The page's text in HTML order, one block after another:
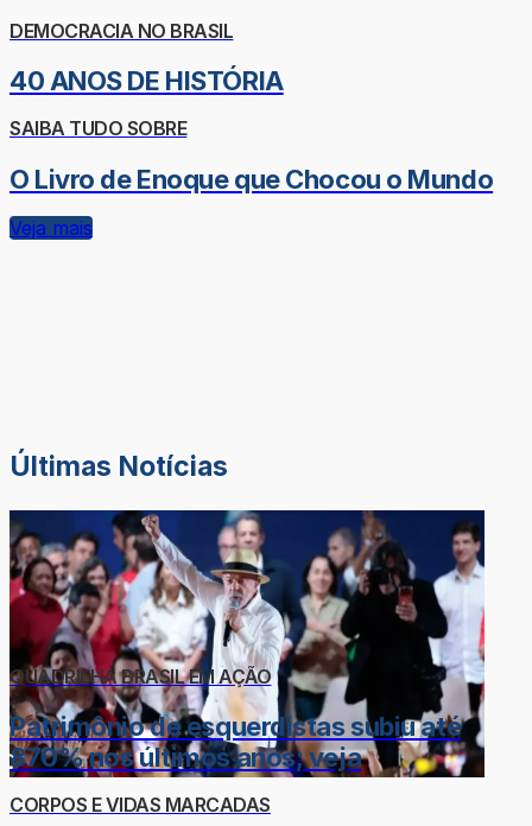
DEMOCRACIA NO BRASIL
40 ANOS DE HISTÓRIA
SAIBA TUDO SOBRE
O Livro de Enoque que Chocou o Mundo
Veja mais
Últimas Notícias
QUADRILHA BRASIL EM AÇÃO
Patrimônio de esquerdistas subiu até
870% nos últimos anos; veja
CORPOS E VIDAS MARCADAS